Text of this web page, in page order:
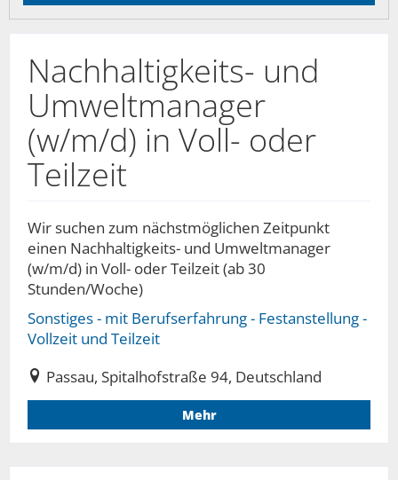
Nachhaltigkeits- und
Umweltmanager
(w/m/d) in Voll- oder
Teilzeit
Wir suchen zum nächstmöglichen Zeitpunkt
einen Nachhaltigkeits- und Umweltmanager
(w/m/d) in Voll- oder Teilzeit (ab 30
Stunden/Woche)
Sonstiges - mit Berufserfahrung - Festanstellung -
Vollzeit und Teilzeit
Passau, Spitalhofstraße 94, Deutschland
Mehr